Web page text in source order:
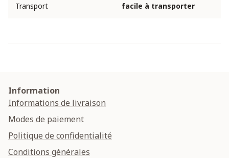
Transport facile à transporter
Information
Informations de livraison
Modes de paiement
Politique de confidentialité
Conditions générales